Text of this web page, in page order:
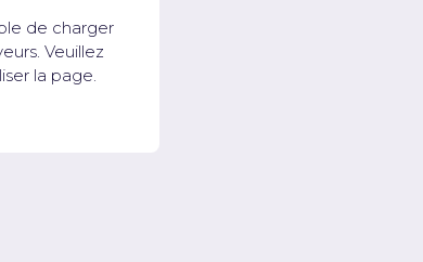
de charger
Veuillez
la page.